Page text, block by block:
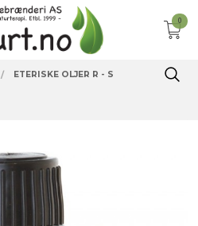
0
ETERISKE OLJER R - S